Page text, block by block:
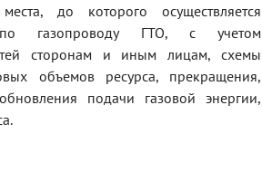
до которого осуществляется
по газопроводу ГТО, с учетом
сторонам и иным лицам, схемы
объемов ресурса, прекращения,
подачи газовой энергии,